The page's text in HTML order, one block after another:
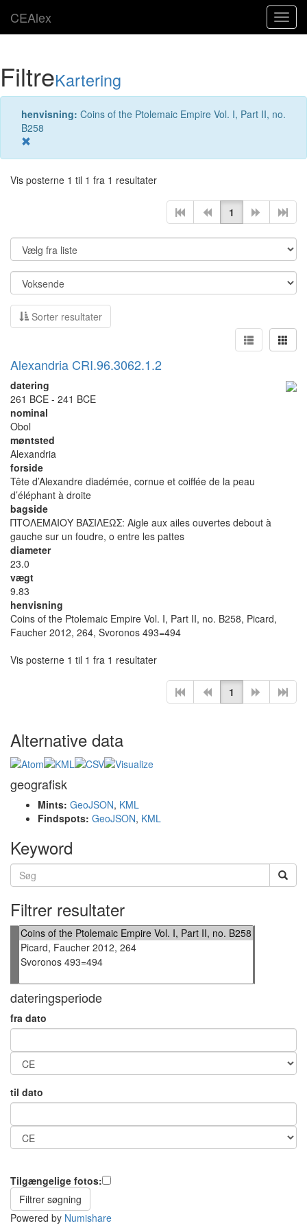
CEAlex
FiltreKartering
henvisning: Coins of the Ptolemaic Empire Vol. I, Part II, no.
B258
Vis posterne 1 til 1 fra 1 resultater
1
Sorter resultater
Alexandria CRI.96.3062.1.2
datering
261 BCE - 241 BCE
nominal
Obol
møntsted
Alexandria
forside
Tête d’Alexandre diadémée, cornue et coiffée de la peau
d’éléphant à droite
bagside
ΠΤΟΛΕΜΑΙΟΥ ΒΑΣΙΛΕΩΣ: Aigle aux ailes ouvertes debout à
gauche sur un foudre, o entre les pattes
diameter
23.0
vægt
9.83
henvisning
Coins of the Ptolemaic Empire Vol. I, Part II, no. B258, Picard,
Faucher 2012, 264, Svoronos 493=494
Vis posterne 1 til 1 fra 1 resultater
1
Alternative data
geografisk
Mints: GeoJSON, KML
Findspots: GeoJSON, KML
Keyword
Filtrer resultater
dateringsperiode
fra dato
til dato
Tilgængelige fotos:
Powered by Numishare